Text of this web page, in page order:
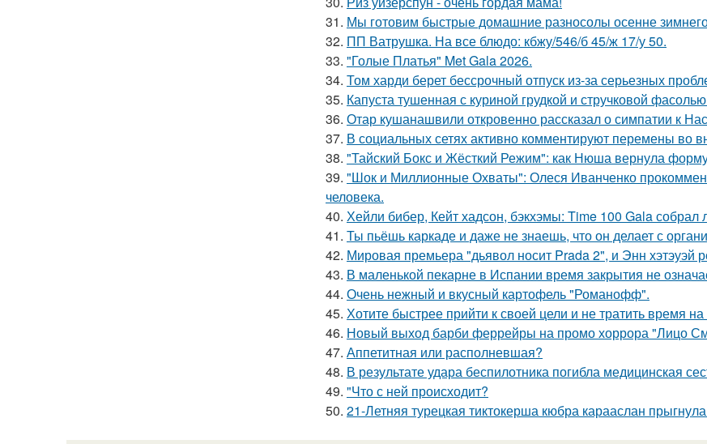
31. Мы готовим быстрые домашние разносолы осенне
32. ПП Ватрушка. На все блюдо: кбжу/546/б 45/ж 17/у 50.
33. "Голые Платья" Met Gala 2026.
34. Том харди берет бессрочный отпуск из-за серьезных
35. Капуста тушенная с куриной грудкой и стручковой
36. Отар кушанашвили откровенно рассказал о симпатии к
37. В социальных сетях активно комментируют перемены
38. "Тайский Бокс и Жёсткий Режим": как Нюша вернула
39. "Шок и Миллионные Охваты": Олеся Иванченко
человека.
40. Хейли бибер, Кейт хадсон, бэкхэмы: Time 100 Gala
41. Ты пьёшь каркаде и даже не знаешь, что он делает с
42. Мировая премьера "дьявол носит Prada 2", и Энн хэтэуэй
43. В маленькой пекарне в Испании время закрытия не
44. Очень нежный и вкусный картофель "Романофф".
45. Хотите быстрее прийти к своей цели и не тратить время
46. Новый выход барби феррейры на промо хоррора "Лицо
47. Аппетитная или располневшая?
48. В результате удара беспилотника погибла медицинская
49. "Что с ней происходит?
50. 21-Летняя турецкая тиктокерша кюбра карааслан